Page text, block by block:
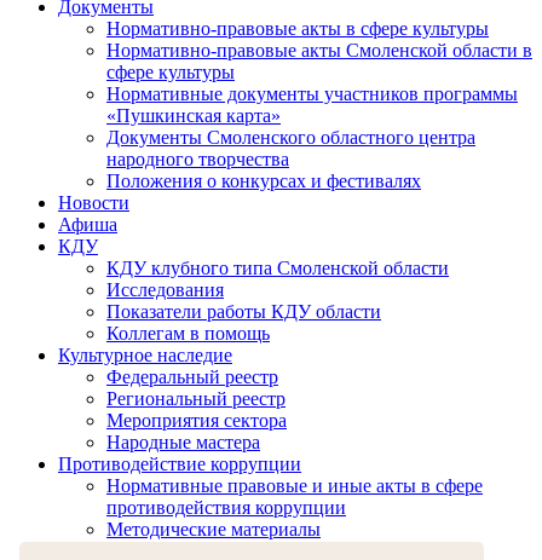
Документы
Нормативно-правовые акты в сфере культуры
Нормативно-правовые акты Смоленской области в
сфере культуры
Нормативные документы участников программы
«Пушкинская карта»
Документы Смоленского областного центра
народного творчества
Положения о конкурсах и фестивалях
Новости
Афиша
КДУ
КДУ клубного типа Смоленской области
Исследования
Показатели работы КДУ области
Коллегам в помощь
Культурное наследие
Федеральный реестр
Региональный реестр
Мероприятия сектора
Народные мастера
Противодействие коррупции
Нормативные правовые и иные акты в сфере
противодействия коррупции
Методические материалы